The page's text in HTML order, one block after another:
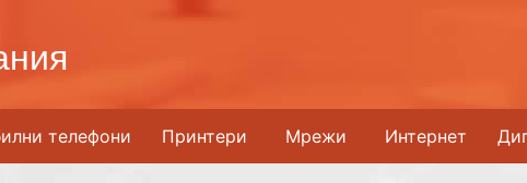
телефони Принтери Мрежи Интернет